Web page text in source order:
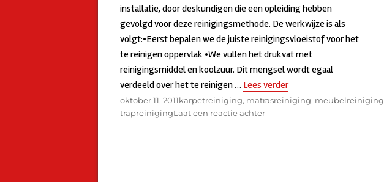
installatie, door deskundigen die een opleiding hebben
gevolgd voor deze reinigingsmethode. De werkwijze is als
volgt:•Eerst bepalen we de juiste reinigingsvloeistof voor het
te reinigen oppervlak •We vullen het drukvat met
reinigingsmiddel en koolzuur. Dit mengsel wordt egaal
verdeeld over het te reinigen … Lees verder“Koolzuurreiniging”
Geplaatst
op
oktober 11, 2011Categorieën
karpetreiniging, matrasreiniging, meubelreiniging
trapreinigingLaat een reactie achterop